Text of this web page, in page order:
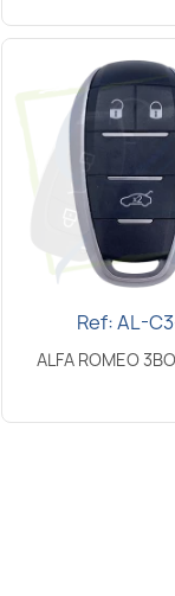
Snel
Ref: AL-
ALFA ROMEO